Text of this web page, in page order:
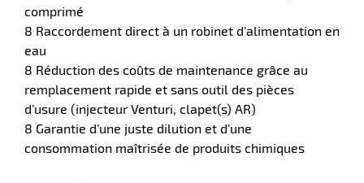
comprimé
8 Raccordement direct à un robinet d’alimentation en
eau
8 Réduction des coûts de maintenance grâce au
remplacement rapide et sans outil des pièces
d’usure (injecteur Venturi, clapet(s) AR)
8 Garantie d’une juste dilution et d’une
consommation maîtrisée de produits chimiques